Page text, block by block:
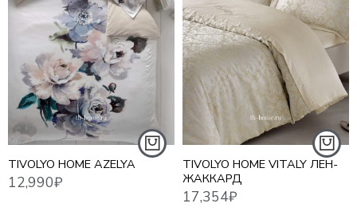
TIVOLYO HOME AZELYA
₽
TIVOLYO HOME VITALY ЛЕН-
ЖАККАРД
17,354₽